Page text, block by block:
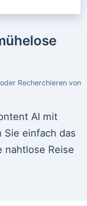
Recherchieren von
AI mit
Sie einfach das
nahtlose Reise